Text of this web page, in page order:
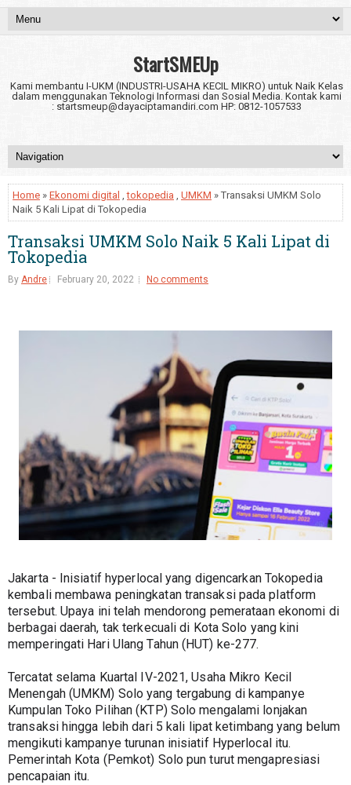
StartSMEUp
Kami membantu I-UKM (INDUSTRI-USAHA KECIL MIKRO) untuk Naik Kelas
dalam menggunakan Teknologi Informasi dan Sosial Media. Kontak kami
: startsmeup@dayaciptamandiri.com HP: 0812-1057533
Home » Ekonomi digital ,tokopedia , UMKM » Transaksi UMKM Solo
Naik 5 Kali Lipat di Tokopedia
Transaksi UMKM Solo Naik 5 Kali Lipat di
Tokopedia
By Andre February 20, 2022 No comments
Jakarta - Inisiatif hyperlocal yang digencarkan Tokopedia
kembali membawa peningkatan transaksi pada platform
tersebut. Upaya ini telah mendorong pemerataan ekonomi di
berbagai daerah, tak terkecuali di Kota Solo yang kini
memperingati Hari Ulang Tahun (HUT) ke-277.
Tercatat selama Kuartal IV-2021, Usaha Mikro Kecil
Menengah (UMKM) Solo yang tergabung di kampanye
Kumpulan Toko Pilihan (KTP) Solo mengalami lonjakan
transaksi hingga lebih dari 5 kali lipat ketimbang yang belum
mengikuti kampanye turunan inisiatif Hyperlocal itu.
Pemerintah Kota (Pemkot) Solo pun turut mengapresiasi
pencapaian itu.